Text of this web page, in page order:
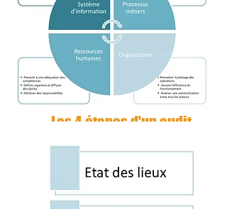
Les 4 étapes d'un audit